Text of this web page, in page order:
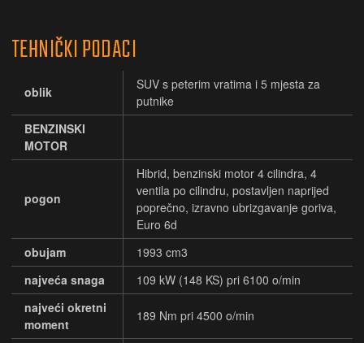
TEHNIČKI PODACI
oblik
SUV s peterim vratima i 5 mjesta za
putnike
BENZINSKI
MOTOR
pogon
Hibrid, benzinski motor 4 cilindra, 4
ventila po cilindru, postavljen naprijed
poprečno, izravno ubrizgavanje goriva,
Euro 6d
obujam
1993 cm3
najveća snaga
109 kW (148 KS) pri 6100 o/min
najveći okretni
moment
189 Nm pri 4500 o/min